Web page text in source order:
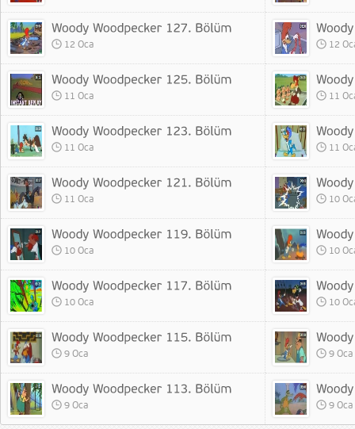
12 Oca 12
11 Oca 11
11 Oca 11
11 Oca 10
10 Oca 10
10 Oca 10
9 Oca 9 Oca
9 Oca 9 Oca